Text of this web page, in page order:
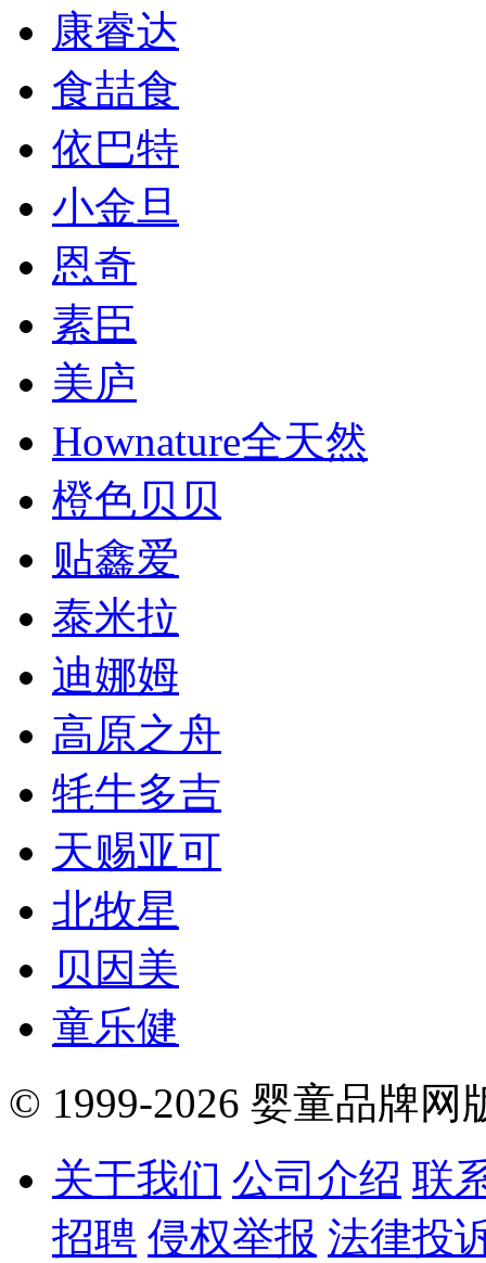
康睿达
食喆食
依巴特
小金旦
恩奇
素臣
美庐
Hownature全天然
橙色贝贝
贴鑫爱
泰米拉
迪娜姆
高原之舟
牦牛多吉
天赐亚可
北牧星
贝因美
童乐健
© 1999-2026 婴童品牌网
关于我们 公司介绍 联
招聘 侵权举报 法律投